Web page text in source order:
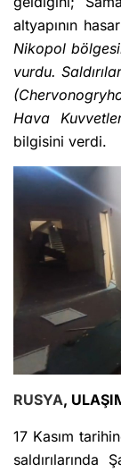
altyapının
Nikopol
vurdu.
Hava
bilgisini verdi.
RUSYA,
17 Kasım
saldırılarında